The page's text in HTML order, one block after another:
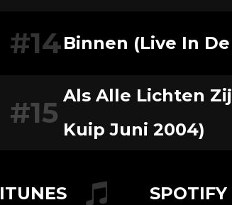
#14Binnen (Live In
#15 Als Alle Lichten
Kuip Juni 2004)
ITUNES SPOTIFY